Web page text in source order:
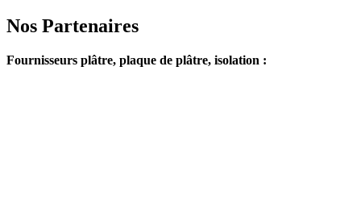
Nos Partenaires
Fournisseurs plâtre, plaque de plâtre, isolation :